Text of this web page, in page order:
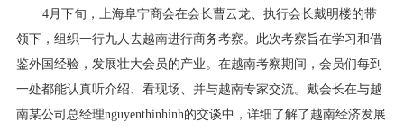
4月下旬，上海阜宁商会在会长曹云龙、执行会长戴明楼的带
领下，组织一行九人去越南进行商务考察。此次考察旨在学习和借
鉴外国经验，发展壮大会员的产业。在越南考察期间，会员们每到
一处都能认真听介绍、看现场、并与越南专家交流。戴会长在与越
南某公司总经理nguyenthinhinh的交谈中，详细了解了越南经济发展